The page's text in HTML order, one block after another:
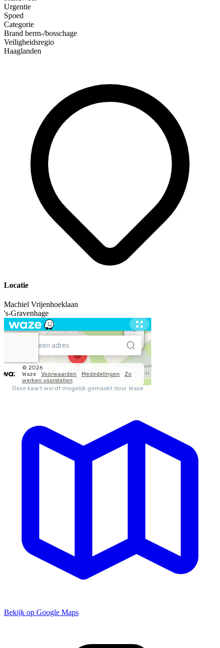
Urgentie
Spoed
Categorie
Brand berm-/bosschage
Veiligheidsregio
Haaglanden
Locatie
Machiel Vrijenhoeklaan
's-Gravenhage
Bekijk op Google Maps